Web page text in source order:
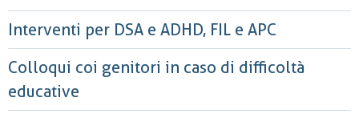
Interventi per DSA e ADHD, FIL e APC
Colloqui coi genitori in caso di difficoltà
educative